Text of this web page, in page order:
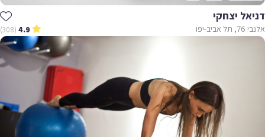
יצחקי
יפו 4.9
(308)